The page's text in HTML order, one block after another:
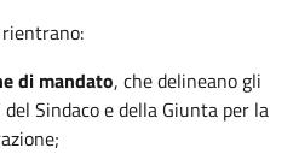
di mandato, che delineano gli
Sindaco e della Giunta per la